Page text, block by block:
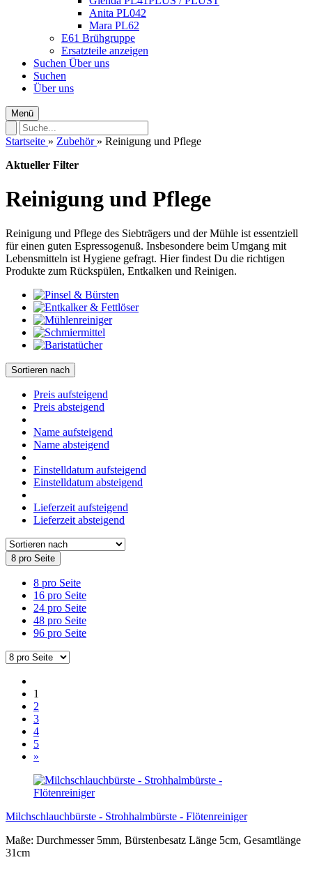
Anita PL042
Mara PL62
E61 Brühgruppe
Ersatzteile anzeigen
Suchen Über uns
Suchen
Über uns
Menü
Startseite » Zubehör » Reinigung und Pflege
Aktueller Filter
Reinigung und Pflege
Reinigung und Pflege des Siebträgers und der Mühle ist essentziell
für einen guten Espressogenuß. Insbesondere beim Umgang mit
Lebensmitteln ist Hygiene gefragt. Hier findest Du die richtigen
Produkte zum Rückspülen, Entkalken und Reinigen.
Sortieren nach
Preis aufsteigend
Preis absteigend
Name aufsteigend
Name absteigend
Einstelldatum aufsteigend
Einstelldatum absteigend
Lieferzeit aufsteigend
Lieferzeit absteigend
8 pro Seite
8 pro Seite
16 pro Seite
24 pro Seite
48 pro Seite
96 pro Seite
1
2
3
4
5
»
Milchschlauchbürste - Strohhalmbürste - Flötenreiniger
Maße: Durchmesser 5mm, Bürstenbesatz Länge 5cm, Gesamtlänge
31cm